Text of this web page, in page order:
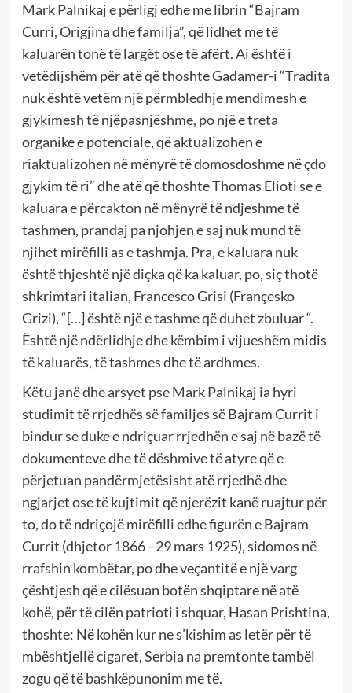
Mark Palnikaj e përligj edhe me librin “Bajram
Curri, Origjina dhe familja”, që lidhet me të
kaluarën tonë të largët ose të afërt. Ai është i
vetëdijshëm për atë që thoshte Gadamer-i “Tradita
nuk është vetëm një përmbledhje mendimesh e
gjykimesh të njëpasnjëshme, po një e treta
organike e potenciale, që aktualizohen e
riaktualizohen në mënyrë të domosdoshme në çdo
gjykim të ri” dhe atë që thoshte Thomas Elioti se e
kaluara e përcakton në mënyrë të ndjeshme të
tashmen, prandaj pa njohjen e saj nuk mund të
njihet mirëfilli as e tashmja. Pra, e kaluara nuk
është thjeshtë një diçka që ka kaluar, po, siç thotë
shkrimtari italian, Francesco Grisi (Françesko
Grizi), “[…] është një e tashme që duhet zbuluar “.
Është një ndërlidhje dhe këmbim i vijueshëm midis
të kaluarës, të tashmes dhe të ardhmes.
Këtu janë dhe arsyet pse Mark Palnikaj ia hyri
studimit të rrjedhës së familjes së Bajram Currit i
bindur se duke e ndriçuar rrjedhën e saj në bazë të
dokumenteve dhe të dëshmive të atyre që e
përjetuan pandërmjetësisht atë rrjedhë dhe
ngjarjet ose të kujtimit që njerëzit kanë ruajtur për
to, do të ndriçojë mirëfilli edhe figurën e Bajram
Currit (dhjetor 1866 –29 mars 1925), sidomos në
rrafshin kombëtar, po dhe veçantitë e një varg
çështjesh që e cilësuan botën shqiptare në atë
kohë, për të cilën patrioti i shquar, Hasan Prishtina,
thoshte: Në kohën kur ne s’kishim as letër për të
mbështjellë cigaret, Serbia na premtonte tambël
zogu që të bashkëpunonim me të.